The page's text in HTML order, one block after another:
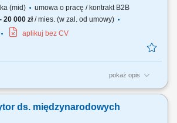
(mid)
umowa o pracę / kontrakt B2B
20 000 zł/ mies. (w zal. od umowy)
aplikuj bez CV
pokaż opis
Aktywne pozyskiwanie nowych klientów
Budowanie i rozwijanie długofalowych relacji
spotkań handlowych i prezentacji oferty firmy;
ds. międzynarodowych